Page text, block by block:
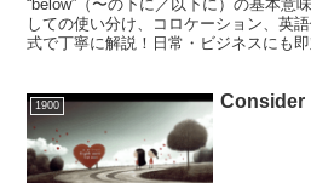
“below”（〜の下に／以下に）の基本意
しての使い分け、コロケーション、英
式で丁寧に解説！日常・ビジネスにも
1900 Consider